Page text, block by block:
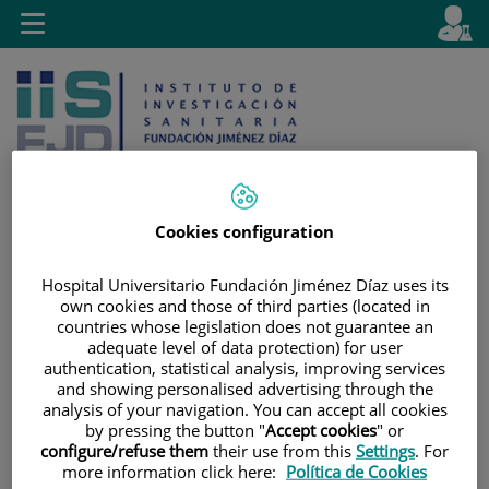
Saltar al contenido
contenido
activo
es
Toggle
navigation
Cookies configuration
Hospital Universitario Fundación Jiménez Díaz uses its
own cookies and those of third parties (located in
countries whose legislation does not guarantee an
adequate level of data protection) for user
authentication, statistical analysis, improving services
and showing personalised advertising through the
analysis of your navigation. You can accept all cookies
by pressing the button "Accept cookies" or
configure/refuse them their use from this Settings. For
more information click here: Política de Cookies